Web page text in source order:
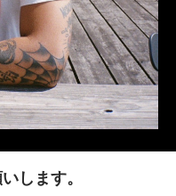
します。